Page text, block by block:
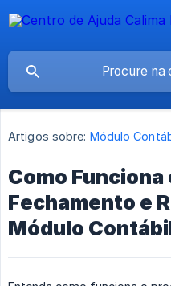
Artigos sobre: Módulo
Como
Fechamento e
Módulo